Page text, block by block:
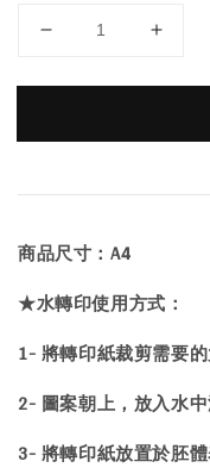
商品尺寸：A4
★水轉印使用方式：
1- 將轉印紙裁剪需要的
2- 圖案朝上，放入水
3- 將轉印紙放置於胚體